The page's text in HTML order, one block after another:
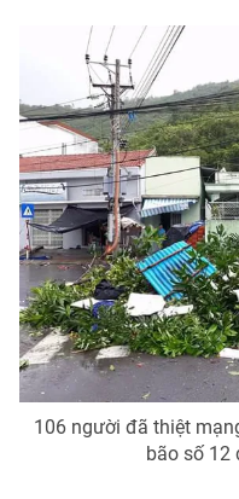
VTV Money
VTV Sức khoẻ
Thị trường 24h
VTV4
VTV9
Liên hệ tòa soạn
106 người đã thiệt
bão số 12